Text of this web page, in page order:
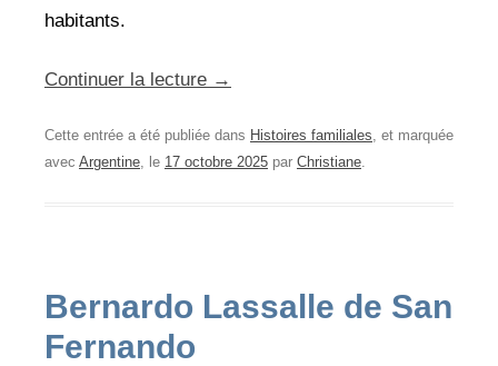
habitants.
Continuer la lecture →
Cette entrée a été publiée dans Histoires familiales, et marquée
avec Argentine, le 17 octobre 2025 par Christiane.
Bernardo Lassalle de San
Fernando